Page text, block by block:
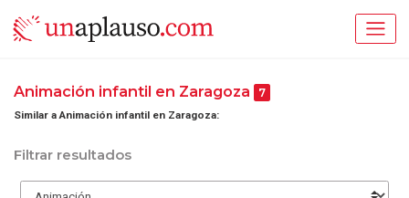
Animación infantil en Zaragoza 7
Similar a Animación infantil en Zaragoza:
Filtrar resultados